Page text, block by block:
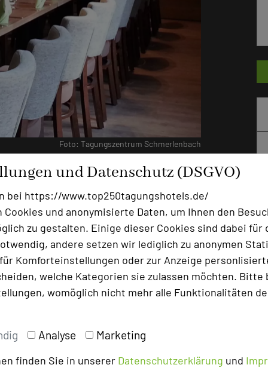
und Datenschutz (DSGVO)
bei https://www.top250tagungshotels.de/
und anonymisierte Daten, um Ihnen den
zu gestalten. Einige dieser Cookies sind dabei für
andere setzen wir lediglich zu anonymen
Komforteinstellungen oder zur Anzeige
welche Kategorien sie zulassen möchten. Bitte
womöglich nicht mehr alle Funktionalitäten
Analyse Marketing
finden Sie in unserer Datenschutzerklärung und
Foto: Tagungszentrum Schmerlenbach
Sitzkomfort und ist mit einem
wohnlich gestaltet. Der klassische
einen Thekenbereich mit
in 3 unterschiedliche Bereiche mit
und indirekter Beleuchtung bietet
für ein geselliges Verweilen.
und in den weitläufigen Parkbereich
auch zu einem gemütlichen